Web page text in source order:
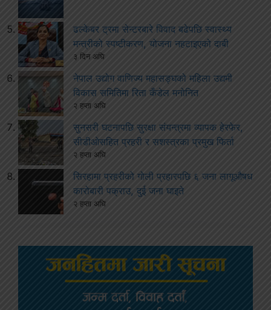
ढल्केबर ट्रमा सेन्टरबारे विवाद बढेपछि स्वास्थ्य
मन्त्रीको स्पष्टीकरण, योजना नहटाइएको दाबी
३ दिन अघि
नेपाल उद्योग वाणिज्य महासङ्घको महिला उद्यमी
विकास समितिमा रिता कँडेल मनोनित
२ हप्ता अघि
सुनसरी घटनापछि सुरक्षा संयन्त्रमा व्यापक हेरफेर,
सीडीओसहित प्रहरी र सशस्त्रका प्रमुख फिर्ता
२ हप्ता अघि
सिरहामा प्रहरीको गोली प्रहारपछि ६ जना लागूऔषध
कारोबारी पक्राउ, दुई जना घाइते
२ हप्ता अघि